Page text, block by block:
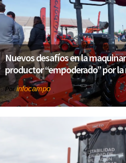
Nuevos desafíos en la
productor “empoderado” por
Porinfocampo